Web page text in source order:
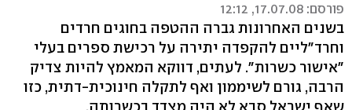
פורסם: 17.07.08, 12:12
בשנים האחרונות גברה ההטפה בחוגים חרדים
וחרד"ליים להקפדה יתירה על רכישת ספרים בעלי
"אישור כשרות". לעתים, דווקא המאמץ להיות צדיק
הרבה, גורם לשיממון ואף לתקלה חינוכית-דתית, כזו